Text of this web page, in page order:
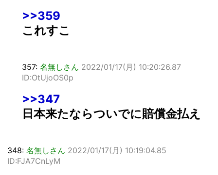
>>359
これすこ
357: 名無しさん 2022/01/17(月) 10:20:26.87
ID:OtUjoOS0p
>>347
日本来たならついでに賠償金払え
348: 名無しさん 2022/01/17(月) 10:19:04.85
ID:FJA7CnLyM